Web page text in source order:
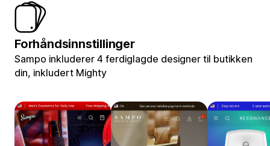
Forhåndsinnstillinger
Sampo inkluderer 4 ferdiglagde designer til butikken
din, inkludert Mighty